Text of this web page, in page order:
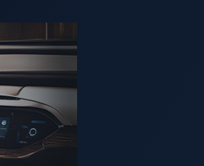
「xCarbon